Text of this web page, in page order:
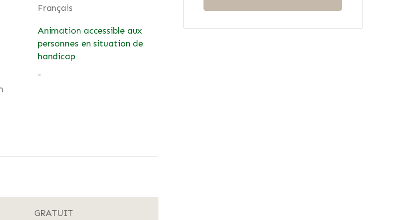
Français
Animation accessible aux
personnes en situation de
handicap
-
GRATUIT